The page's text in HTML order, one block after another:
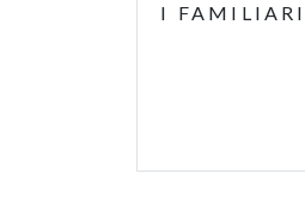
I FAMILIARI